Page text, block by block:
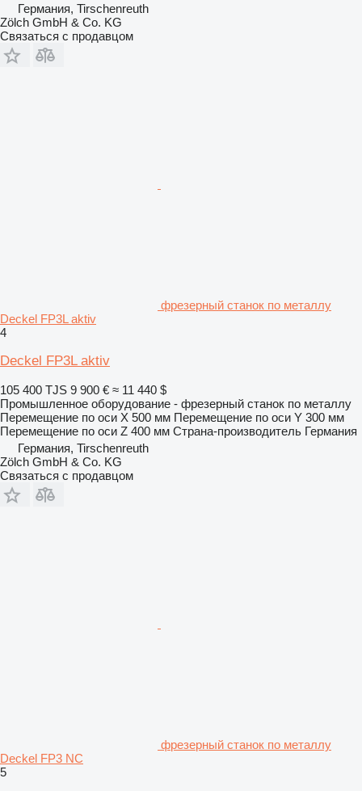
Германия, Tirschenreuth
Zölch GmbH & Co. KG
Связаться с продавцом
фрезерный станок по металлу
Deckel FP3L aktiv
4
Deckel FP3L aktiv
105 400 TJS 9 900 € ≈ 11 440 $
Промышленное оборудование - фрезерный станок по металлу
Перемещение по оси X 500 мм Перемещение по оси Y 300 мм
Перемещение по оси Z 400 мм Страна-производитель Германия
Германия, Tirschenreuth
Zölch GmbH & Co. KG
Связаться с продавцом
фрезерный станок по металлу
Deckel FP3 NC
5